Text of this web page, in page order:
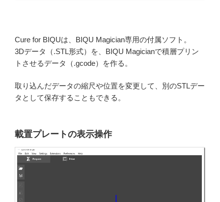
Cure for BIQUは、BIQU Magician専用の付属ソフト。
3Dデータ（.STL形式）を、BIQU Magicianで積層プリン
トさせるデータ（.gcode）を作る。
取り込んだデータの縮尺や位置を変更して、別のSTLデー
タとして保存することもできる。
載置プレートの表示操作